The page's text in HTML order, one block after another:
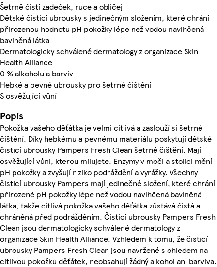
Šetrně čistí zadeček, ruce a obličej
Dětské čisticí ubrousky s jedinečným složením, které chrání
přirozenou hodnotu pH pokožky lépe než vodou navlhčená
bavlněná látka
Dermatologicky schválené dermatology z organizace Skin
Health Alliance
0 % alkoholu a barviv
Hebké a pevné ubrousky pro šetrné čištění
S osvěžující vůní
Popis
Pokožka vašeho děťátka je velmi citlivá a zaslouží si šetrné
čištění. Díky hebkému a pevnému materiálu poskytují dětské
čisticí ubrousky Pampers Fresh Clean šetrné čištění. Mají
osvěžující vůni, kterou milujete. Enzymy v moči a stolici mění
pH pokožky a zvyšují riziko podráždění a vyrážky. Všechny
čisticí ubrousky Pampers mají jedinečné složení, které chrání
přirozené pH pokožky lépe než vodou navlhčená bavlněná
látka, takže citlivá pokožka vašeho děťátka zůstává čistá a
chráněná před podrážděním. Čisticí ubrousky Pampers Fresh
Clean jsou dermatologicky schválené dermatology z
organizace Skin Health Alliance. Vzhledem k tomu, že čisticí
ubrousky Pampers Fresh Clean jsou navržené s ohledem na
citlivou pokožku děťátek, neobsahují žádný alkohol ani barviva.